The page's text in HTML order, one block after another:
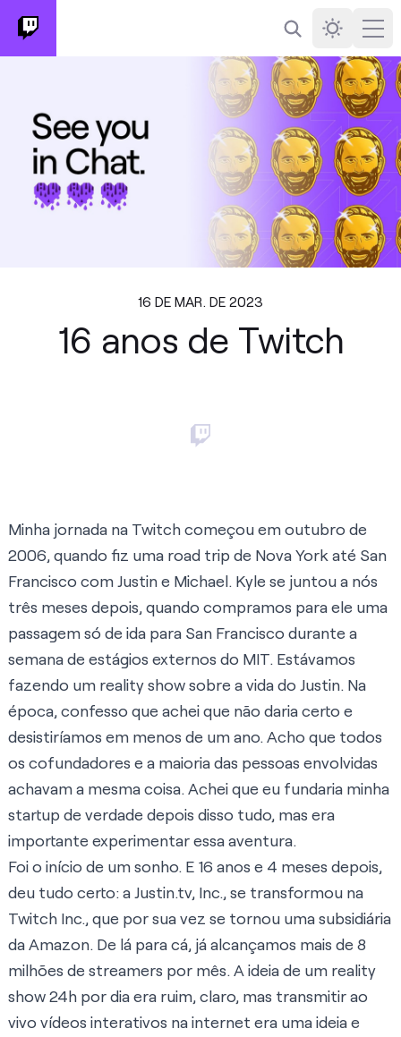
Busca
Darkmode
16 DE MAR. DE 2023
16 anos de Twitch
Minha jornada na Twitch começou em outubro de
2006, quando fiz uma road trip de Nova York até San
Francisco com Justin e Michael. Kyle se juntou a nós
três meses depois, quando compramos para ele uma
passagem só de ida para San Francisco durante a
semana de estágios externos do MIT. Estávamos
fazendo um reality show sobre a vida do Justin. Na
época, confesso que achei que não daria certo e
desistiríamos em menos de um ano. Acho que todos
os cofundadores e a maioria das pessoas envolvidas
achavam a mesma coisa. Achei que eu fundaria minha
startup de verdade depois disso tudo, mas era
importante experimentar essa aventura.
Foi o início de um sonho. E 16 anos e 4 meses depois,
deu tudo certo: a Justin.tv, Inc., se transformou na
Twitch Inc., que por sua vez se tornou uma subsidiária
da Amazon. De lá para cá, já alcançamos mais de 8
milhões de streamers por mês. A ideia de um reality
show 24h por dia era ruim, claro, mas transmitir ao
vivo vídeos interativos na internet era uma ideia e